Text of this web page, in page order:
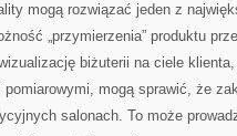
mogą rozwiązać jeden z
„przymierzenia” produktu
biżuterii na ciele klienta,
mogą sprawić, że
salonach. To może